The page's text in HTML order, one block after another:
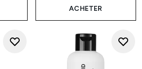
ACHETER